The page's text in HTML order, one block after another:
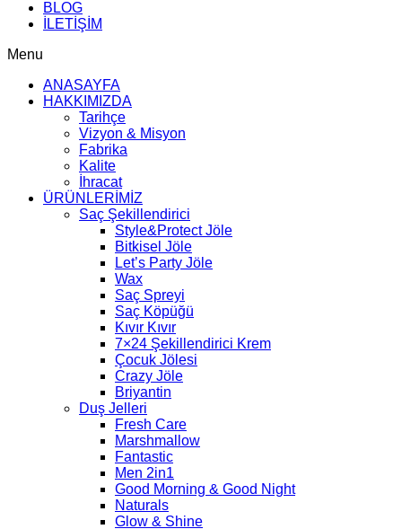
BLOG
İLETİŞİM
Menu
ANASAYFA
HAKKIMIZDA
Tarihçe
Vizyon & Misyon
Fabrika
Kalite
İhracat
ÜRÜNLERİMİZ
Saç Şekillendirici
Style&Protect Jöle
Bitkisel Jöle
Let’s Party Jöle
Wax
Saç Spreyi
Saç Köpüğü
Kıvır Kıvır
7×24 Şekillendirici Krem
Çocuk Jölesi
Crazy Jöle
Briyantin
Duş Jelleri
Fresh Care
Marshmallow
Fantastic
Men 2in1
Good Morning & Good Night
Naturals
Glow & Shine